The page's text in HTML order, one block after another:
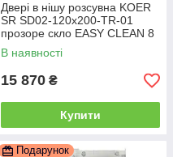
Двері в нішу розсувна KOER
SR SD02-120x200-TR-01
прозоре скло EASY CLEAN 8
мм хром (KR5384)
В наявності
15 870 ₴
Купити
Подарунок